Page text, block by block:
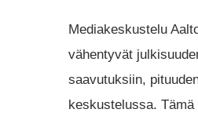
Mediakeskustelu
vähentyvät
saavutuksiin,
keskustelussa.